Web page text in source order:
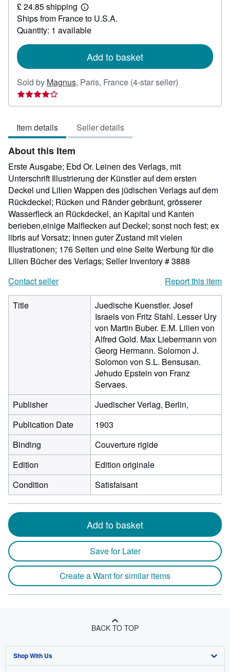
101.50
£ 24.85 shipping
Learn
more
about
shipping
Ships from France to U.S.A.
Quantity: 1 available
Add to basket
Sold by Magnus, Paris, France (4-star seller)
4
Item details Seller details
About this Item
Erste Ausgabe; Ebd Or. Leinen des Verlags, mit
Unterschrift Illustrierung der Künstler auf dem ersten
Deckel und Lilien Wappen des jüdischen Verlags auf dem
Rückdeckel; Rücken und Ränder gebräunt, grösserer
Wasserfleck an Rückdeckel, an Kapital und Kanten
berieben,einige Malflecken auf Deckel; sonst noch fest; ex
libris auf Vorsatz; Innen guter Zustand mit vielen
Illustrationen; 176 Seiten und eine Seite Werbung für die
Lilien Bücher des Verlags; Seller Inventory # 3888
Contact seller
Report this item
Title
Juedische Kuenstler. Josef
Israels von Fritz Stahl. Lesser Ury
von Martin Buber. E.M. Lilien von
Alfred Gold. Max Liebermann von
Georg Hermann. Solomon J.
Solomon von S.L. Bensusan.
Jehudo Epstein von Franz
Servaes.
Publisher
Juedischer Verlag, Berlin,
Publication Date
1903
Binding
Couverture rigide
Edition
Edition originale
Condition
Satisfaisant
Add to basket
Save for Later
Create a Want for similar items
BACK TO TOP
Shop With Us